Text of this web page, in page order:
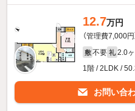
12.7万円
（管理費7,000円
敷 不要 礼 2.0
1階 / 2LDK /
お問い合